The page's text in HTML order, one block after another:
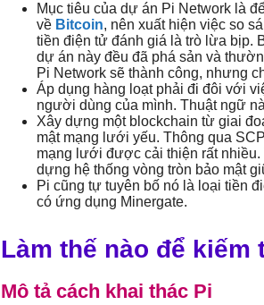
Mục tiêu của dự án Pi Network là
về Bitcoin, nên xuất hiện việc so
tiền điện tử đánh giá là trò lừa bịp.
dự án này đều đã phá sản và
Pi Network sẽ thành công, nhưng
Áp dụng hàng loạt phải đi đôi với
người dùng của mình. Thuật ngữ
Xây dựng một blockchain từ giai
mật mạng lưới yếu. Thông qua
mạng lưới được cải thiện rất
dựng hệ thống vòng tròn bảo mật
Pi cũng tự tuyên bố nó là loại tiền
có ứng dụng Minergate.
Làm thế nào để
Mô tả cách khai thác Pi